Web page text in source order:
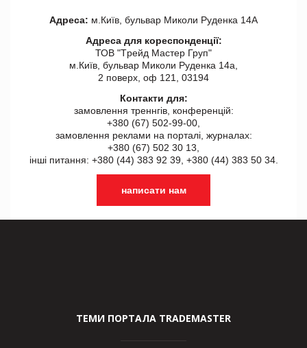
Адреса: м.Київ, бульвар Миколи Руденка 14А
Адреса для кореспонденції:
ТОВ "Tрейд Мастер Груп"
м.Київ, бульвар Миколи Руденка 14а,
2 поверх, оф 121, 03194
Контакти для:
замовлення треннгів, конференцій:
+380 (67) 502-99-00,
замовлення реклами на порталі, журналах:
+380 (67) 502 30 13,
інші питання: +380 (44) 383 92 39, +380 (44) 383 50 34.
написати нам
ТЕМИ ПОРТАЛА TRADEMASTER